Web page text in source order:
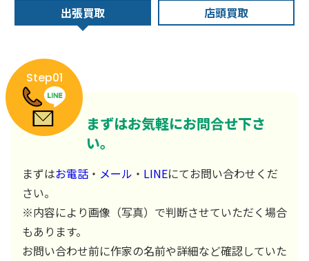
出張買取 店頭買取
Step01
まずはお気軽にお問合せ下さ
い。
まずはお電話 ・ メール ・ LINEにてお問い合わせくだ
さい。
※内容により画像（写真）で判断させていただく場合
もあります。
お問い合わせ前に作家の名前や詳細など確認していた